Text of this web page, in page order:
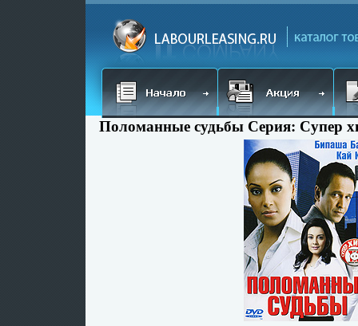
Поломанные судьбы Серия: Супер